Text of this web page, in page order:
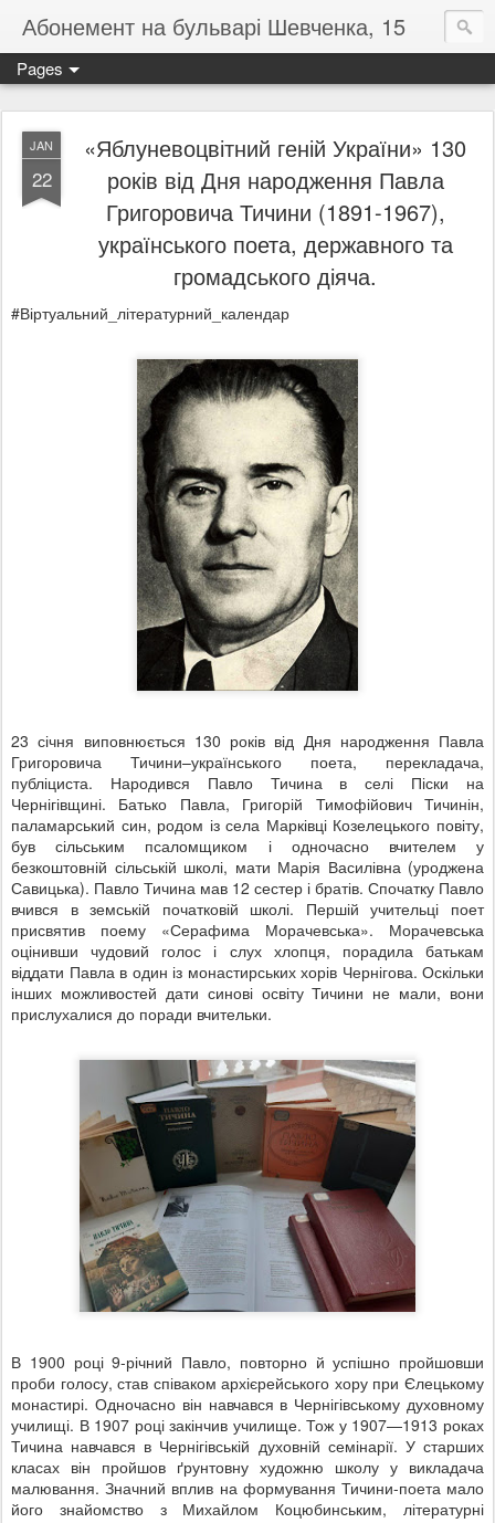
Абонемент на бульварі Шевченка, 15
Pages
JAN
22
«Яблуневоцвітний геній України» 130
років від Дня народження Павла
Григоровича Тичини (1891-1967),
українського поета, державного та
громадського діяча.
#Віртуальний_літературний_календар
23 січня виповнюється 130 років від Дня народження Павла
Григоровича Тичини–українського поета, перекладача,
публіциста. Народився Павло Тичина в селі Піски на
Чернігівщині. Батько Павла, Григорій Тимофійович Тичинін,
паламарський син, родом із села Марківці Козелецького повіту,
був сільським псаломщиком і одночасно вчителем у
безкоштовній сільській школі, мати Марія Василівна (уроджена
Савицька). Павло Тичина мав 12 сестер і братів. Спочатку Павло
вчився в земській початковій школі. Першій учительці поет
присвятив поему «Серафима Морачевська». Морачевська
оцінивши чудовий голос і слух хлопця, порадила батькам
віддати Павла в один із монастирських хорів Чернігова. Оскільки
інших можливостей дати синові освіту Тичини не мали, вони
прислухалися до поради вчительки.
В 1900 році 9-річний Павло, повторно й успішно пройшовши
проби голосу, став співаком архієрейського хору при Єлецькому
монастирі. Одночасно він навчався в Чернігівському духовному
училищі. В 1907 році закінчив училище. Тож у 1907—1913 роках
Тичина навчався в Чернігівській духовній семінарії. У старших
класах він пройшов ґрунтовну художню школу у викладача
малювання. Значний вплив на формування Тичини-поета мало
його знайомство з Михайлом Коцюбинським, літературні